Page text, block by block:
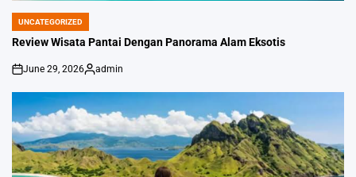
POSTED
IN
UNCATEGORIZED
Review Wisata Pantai Dengan Panorama Alam Eksotis
on
June 29, 2026
Posted
admin